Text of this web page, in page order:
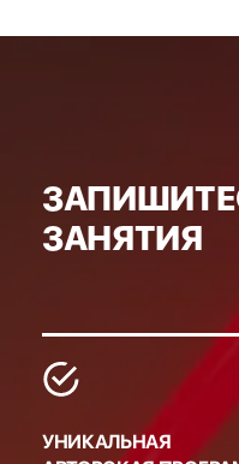
ЗАНЯТИЯ
УНИКАЛЬНАЯ